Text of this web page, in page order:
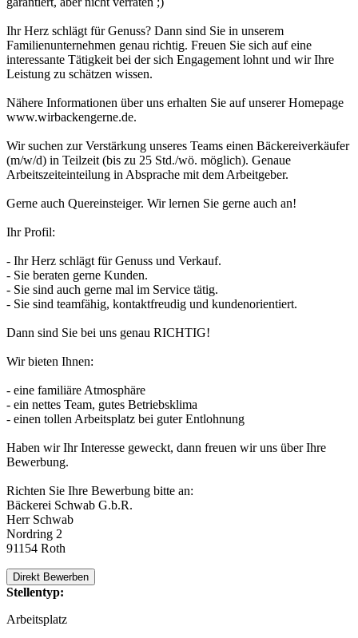
Ihr Herz schlägt für Genuss? Dann sind Sie in unserem
Familienunternehmen genau richtig. Freuen Sie sich auf eine
interessante Tätigkeit bei der sich Engagement lohnt und wir Ihre
Leistung zu schätzen wissen.
Nähere Informationen über uns erhalten Sie auf unserer Homepage
www.wirbackengerne.de.
Wir suchen zur Verstärkung unseres Teams einen Bäckereiverkäufer
(m/w/d) in Teilzeit (bis zu 25 Std./wö. möglich). Genaue
Arbeitszeiteinteilung in Absprache mit dem Arbeitgeber.
Gerne auch Quereinsteiger. Wir lernen Sie gerne auch an!
Ihr Profil:
- Ihr Herz schlägt für Genuss und Verkauf.
- Sie beraten gerne Kunden.
- Sie sind auch gerne mal im Service tätig.
- Sie sind teamfähig, kontaktfreudig und kundenorientiert.
Dann sind Sie bei uns genau RICHTIG!
Wir bieten Ihnen:
- eine familiäre Atmosphäre
- ein nettes Team, gutes Betriebsklima
- einen tollen Arbeitsplatz bei guter Entlohnung
Haben wir Ihr Interesse geweckt, dann freuen wir uns über Ihre
Bewerbung.
Richten Sie Ihre Bewerbung bitte an:
Bäckerei Schwab G.b.R.
Herr Schwab
Nordring 2
91154 Roth
Direkt Bewerben
Stellentyp:
Arbeitsplatz